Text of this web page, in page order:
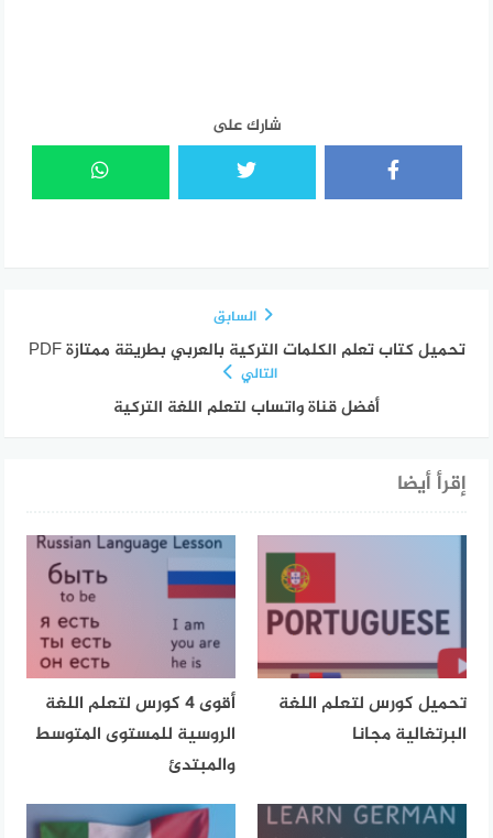
شارك على
السابق
تحميل كتاب تعلم الكلمات التركية بالعربي بطريقة ممتازة PDF
التالي
أفضل قناة واتساب لتعلم اللغة التركية
إقرأ أيضا
تحميل كورس لتعلم اللغة
البرتغالية مجانا
أقوى 4 كورس لتعلم اللغة
الروسية للمستوى المتوسط
والمبتدئ